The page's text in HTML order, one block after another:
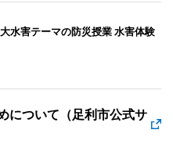
水害テーマの防災授業 水害体験
について（足利市公式サ